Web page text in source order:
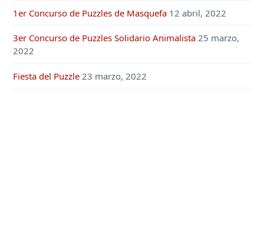
1er Concurso de Puzzles de Masquefa 12 abril, 2022
3er Concurso de Puzzles Solidario Animalista 25 marzo,
2022
Fiesta del Puzzle 23 marzo, 2022